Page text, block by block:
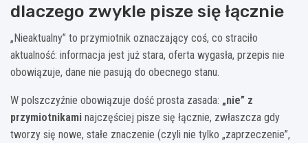
dlaczego zwykle pisze się łącznie
„Nieaktualny” to przymiotnik oznaczający coś, co straciło
aktualność: informacja jest już stara, oferta wygasła, przepis nie
obowiązuje, dane nie pasują do obecnego stanu.
W polszczyźnie obowiązuje dość prosta zasada: „nie” z
przymiotnikami najczęściej pisze się łącznie, zwłaszcza gdy
tworzy się nowe, stałe znaczenie (czyli nie tylko „zaprzeczenie”,